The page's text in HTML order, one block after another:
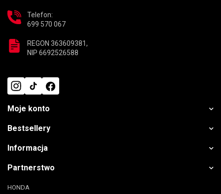
Telefon:
699 570 067
REGON 363609381,
NIP 6692526588
Moje konto
Bestsellery
Informacja
Partnerstwo
HONDA